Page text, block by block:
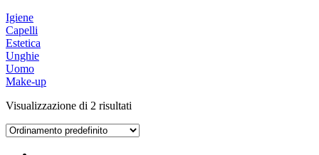
Igiene
Capelli
Estetica
Unghie
Uomo
Make-up
Visualizzazione di 2 risultati